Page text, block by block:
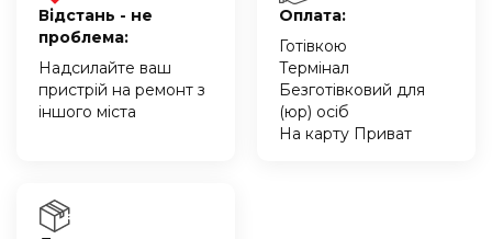
Відстань - не
проблема:
Надсилайте ваш
пристрій на ремонт з
іншого міста
Оплата:
Готівкою
Термінал
Безготівковий для
(юр) осіб
На карту Приват